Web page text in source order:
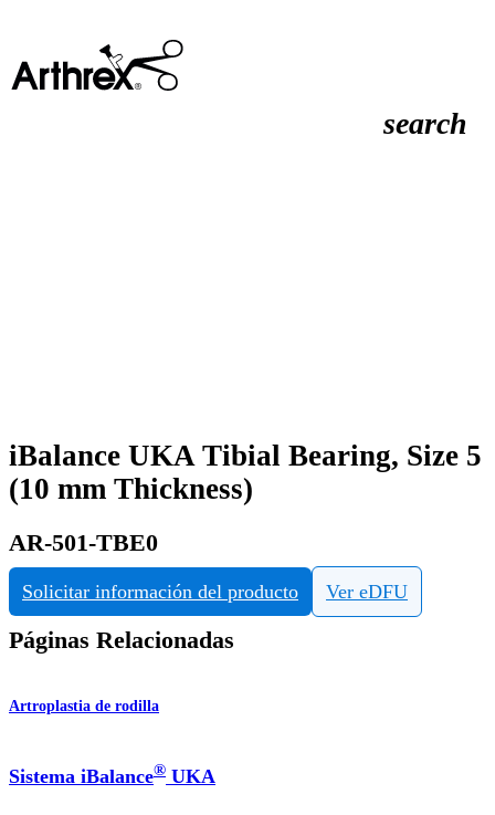
search
iBalance UKA Tibial Bearing, Size 5
(10 mm Thickness)
AR-501-TBE0
Solicitar información del producto Ver eDFU
Páginas Relacionadas
Artroplastia de rodilla
Sistema iBalance® UKA